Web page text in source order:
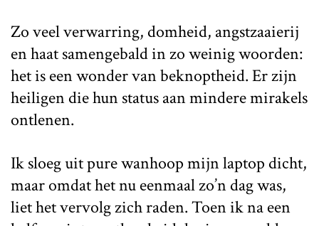
Zo veel verwarring, domheid, angstzaaierij
en haat samengebald in zo weinig woorden:
het is een wonder van beknoptheid. Er zijn
heiligen die hun status aan mindere mirakels
ontlenen.
Ik sloeg uit pure wanhoop mijn laptop dicht,
maar omdat het nu eenmaal zo’n dag was,
liet het vervolg zich raden. Toen ik na een